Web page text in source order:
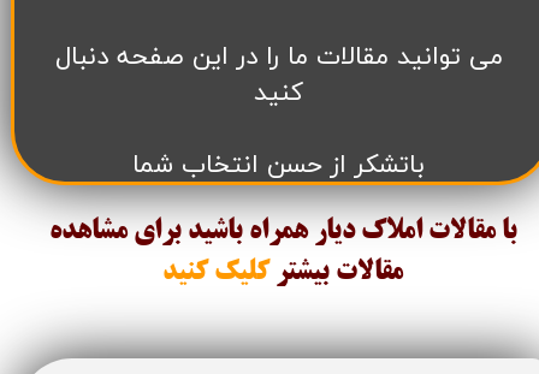
می توانید مقالات ما را در این صفحه دنبال
کنید
باتشکر از حسن انتخاب شما
با مقالات املاک دیار همراه باشید برای مشاهده
مقالات بیشتر کلیک کنید